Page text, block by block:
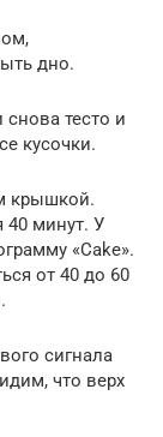
дно.
тесто и
кусочки.
крышкой.
40 минут. У
«Cake».
от 40 до 60
сигнала
что верх